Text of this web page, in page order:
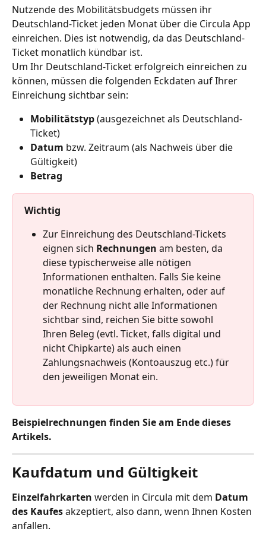
Nutzende des Mobilitätsbudgets müssen ihr
Deutschland-Ticket jeden Monat über die Circula App
einreichen. Dies ist notwendig, da das Deutschland-
Ticket monatlich kündbar ist.
Um Ihr Deutschland-Ticket erfolgreich einreichen zu
können, müssen die folgenden Eckdaten auf Ihrer
Einreichung sichtbar sein:
Mobilitätstyp (ausgezeichnet als Deutschland-
Ticket)
Datum bzw. Zeitraum (als Nachweis über die
Gültigkeit)
Betrag
Wichtig
Zur Einreichung des Deutschland-Tickets
eignen sich Rechnungen am besten, da
diese typischerweise alle nötigen
Informationen enthalten. Falls Sie keine
monatliche Rechnung erhalten, oder auf
der Rechnung nicht alle Informationen
sichtbar sind, reichen Sie bitte sowohl
Ihren Beleg (evtl. Ticket, falls digital und
nicht Chipkarte) als auch einen
Zahlungsnachweis (Kontoauszug etc.) für
den jeweiligen Monat ein.
Beispielrechnungen finden Sie am Ende dieses
Artikels.
Kaufdatum und Gültigkeit
Einzelfahrkarten werden in Circula mit dem Datum
des Kaufes akzeptiert, also dann, wenn Ihnen Kosten
anfallen.